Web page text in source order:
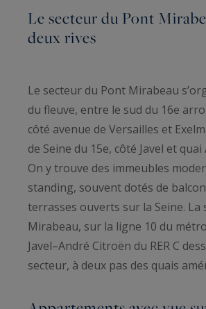
Le secteur du Pont
deux rives
Le secteur du Pont Mirabeau
du fleuve, entre le sud du 16e
côté avenue de Versailles et
de Seine du 15e, côté Javel et
On y trouve des immeubles
standing, souvent dotés de
terrasses ouverts sur la Seine. La
Mirabeau, sur la ligne 10 du
Javel–André Citroën du RER C
secteur, à deux pas des quais